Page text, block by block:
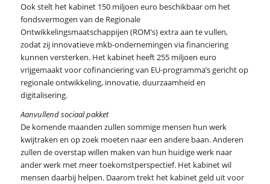
Ook stelt het kabinet 150 miljoen euro beschikbaar om het
fondsvermogen van de Regionale
Ontwikkelingsmaatschappijen (ROM’s) extra aan te vullen,
zodat zij innovatieve mkb-ondernemingen via financiering
kunnen versterken. Het kabinet heeft 255 miljoen euro
vrijgemaakt voor cofinanciering van EU-programma’s gericht op
regionale ontwikkeling, innovatie, duurzaamheid en
digitalisering.
Aanvullend sociaal pakket
De komende maanden zullen sommige mensen hun werk
kwijtraken en op zoek moeten naar een andere baan. Anderen
zullen de overstap willen maken van hun huidige werk naar
ander werk met meer toekomstperspectief. Het kabinet wil
mensen daarbij helpen. Daarom trekt het kabinet geld uit voor